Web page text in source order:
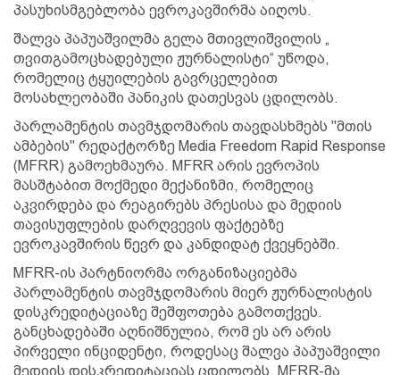
პასუხისმგებლობა ევროკავშირმა აიღოს.
შალვა პაპუაშვილმა გელა მთივლიშვილის „
თვითგამოცხადებული ჟურნალისტი“ უწოდა,
რომელიც ტყუილების გავრცელებით
მოსახლეობაში პანიკის დათესვას ცდილობს.
პარლამენტის თავმჯდომარის თავდასხმებს "მთის
ამბების" რედაქტორზე Media Freedom Rapid Response
(MFRR) გამოეხმაურა. MFRR არის ევროპის
მასშტაბით მოქმედი მექანიზმი, რომელიც
აკვირდება და რეაგირებს პრესისა და მედიის
თავისუფლების დარღვევის ფაქტებზე
ევროკავშირის წევრ და კანდიდატ ქვეყნებში.
MFRR-ის პარტნიორმა ორგანიზაციებმა
პარლამენტის თავმჯდომარის მიერ ჟურნალისტის
დისკრედიტაციაზე შეშფოთება გამოთქვეს.
განცხადებაში აღნიშნულია, რომ ეს არ არის
პირველი ინციდენტი, როდესაც შალვა პაპუაშვილი
მედიის დისკრედიტაციას ცდილობს. MFRR-მა